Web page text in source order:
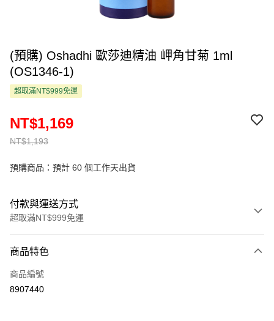
(預購) Oshadhi 歐莎迪精油 岬角甘菊 1ml
(OS1346-1)
超取滿NT$999免運
NT$1,193
NT$1,169
預購商品：預計 60 個工作天出貨
付款與運送方式
超取滿NT$999免運
信用卡一次付款
超商取貨付款
商品特色
商品編號
8907440